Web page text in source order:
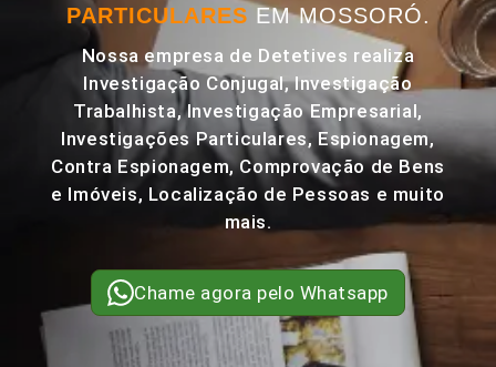
PARTICULARES EM MOSSORÓ.
Nossa empresa de Detetives realiza
Investigação Conjugal, Investigação
Trabalhista, Investigação Empresarial,
Investigações Particulares, Espionagem,
Contra Espionagem, Comprovação de Bens
e Imóveis, Localização de Pessoas e muito
mais.
Chame agora pelo Whatsapp